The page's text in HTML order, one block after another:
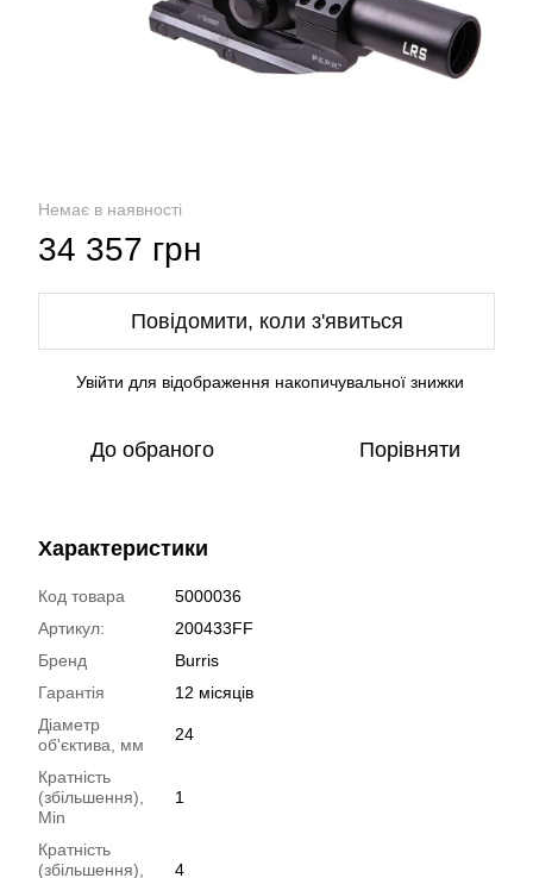
Немає в наявності
34 357 грн
Повідомити, коли з'явиться
Увійти для відображення накопичувальної знижки
До обраного Порівняти
Характеристики
Код товара
5000036
Артикул:
200433FF
Бренд
Burris
Гарантія
12 місяців
Діаметр
об'єктива, мм
24
Кратність
(збільшення),
Min
1
Кратність
(збільшення),
4